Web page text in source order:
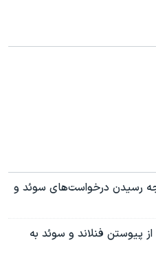
رسیدن درخواست‌های سوئد و
از پیوستن فنلاند و سوئد به